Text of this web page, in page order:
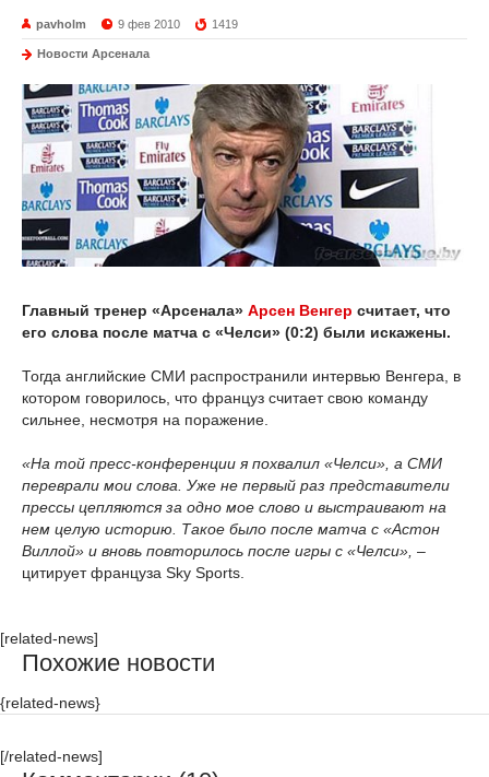
pavholm 9 фев 2010 1419
Новости Арсенала
Главный тренер «Арсенала» Арсен Венгер считает, что
его слова после матча с «Челси» (0:2) были искажены.
Тогда английские СМИ распространили интервью Венгера, в
котором говорилось, что француз считает свою команду
сильнее, несмотря на поражение.
«На той пресс-конференции я похвалил «Челси», а СМИ
переврали мои слова. Уже не первый раз представители
прессы цепляются за одно мое слово и выстраивают на
нем целую историю. Такое было после матча с «Астон
Виллой» и вновь повторилось после игры с «Челси», –
цитирует француза Sky Sports.
[related-news]
Похожие новости
{related-news}
[/related-news]